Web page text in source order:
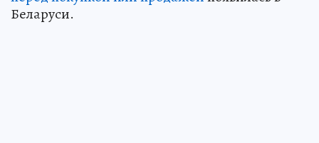
Беларуси.